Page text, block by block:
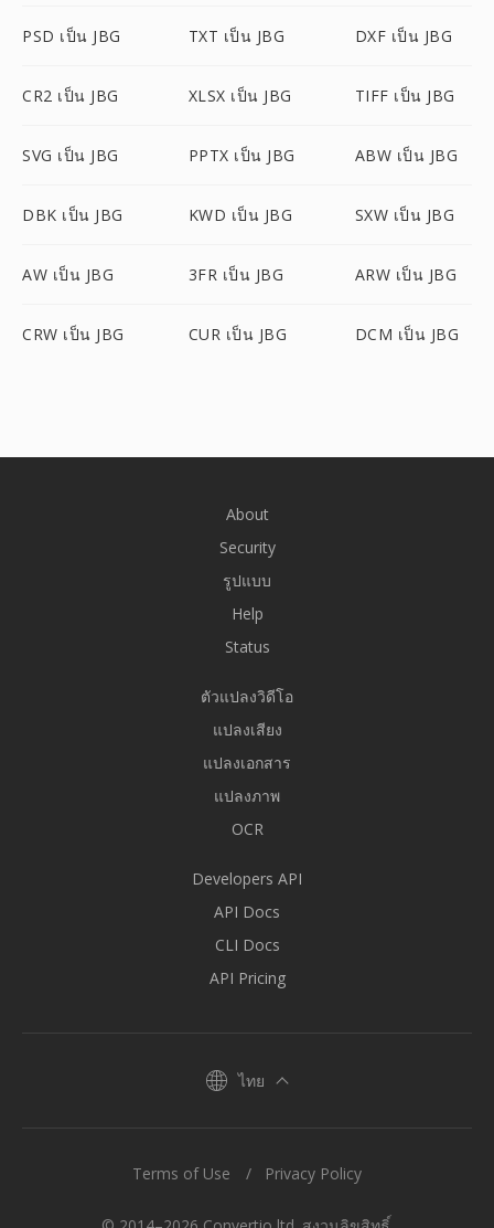
PSD เป็น JBG TXT เป็น JBG DXF เป็น JBG
CR2 เป็น JBG XLSX เป็น JBG TIFF เป็น JBG
SVG เป็น JBG PPTX เป็น JBG ABW เป็น JBG
DBK เป็น JBG KWD เป็น JBG SXW เป็น JBG
AW เป็น JBG 3FR เป็น JBG ARW เป็น JBG
CRW เป็น JBG CUR เป็น JBG DCM เป็น JBG
About
Security
รูปแบบ
Help
Status
ตัวแปลงวิดีโอ
แปลงเสียง
แปลงเอกสาร
แปลงภาพ
OCR
Developers API
API Docs
CLI Docs
API Pricing
ไทย
Terms of Use Privacy Policy